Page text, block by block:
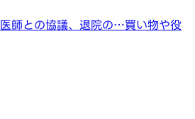
医師との協議、退院の…買い物や役